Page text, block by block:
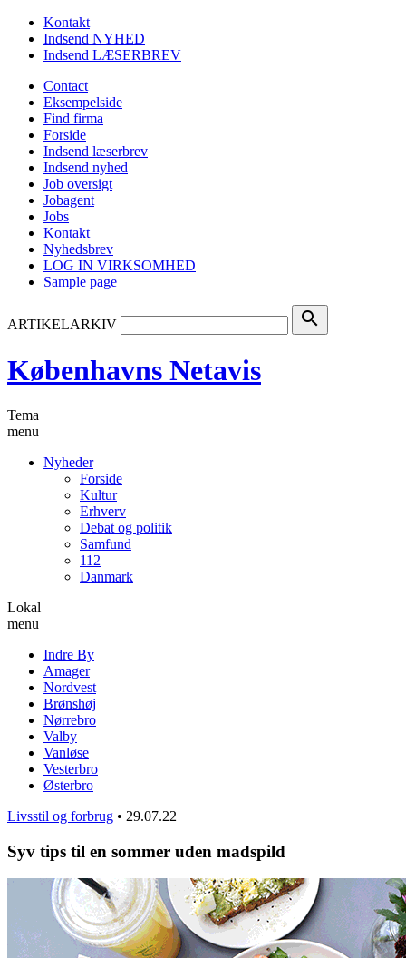
Kontakt
Indsend NYHED
Indsend LÆSERBREV
Contact
Eksempelside
Find firma
Forside
Indsend læserbrev
Indsend nyhed
Job oversigt
Jobagent
Jobs
Kontakt
Nyhedsbrev
LOG IN VIRKSOMHED
Sample page
ARTIKELARKIV search
Københavns Netavis
Tema
menu
Nyheder
Forside
Kultur
Erhverv
Debat og politik
Samfund
112
Danmark
Lokal
menu
Indre By
Amager
Nordvest
Brønshøj
Nørrebro
Valby
Vanløse
Vesterbro
Østerbro
Livsstil og forbrug • 29.07.22
Syv tips til en sommer uden madspild